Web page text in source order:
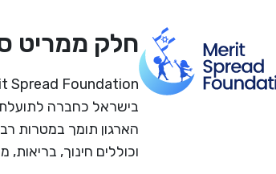
חלק ממריט
הארגון תומך במטרות
וכוללים חינוך,